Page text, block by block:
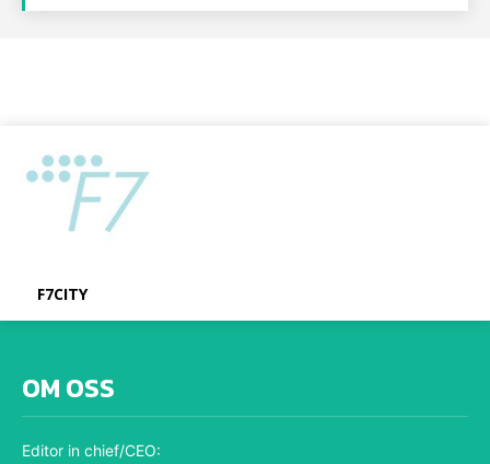
F7CITY
OM OSS
Editor in chief/CEO: